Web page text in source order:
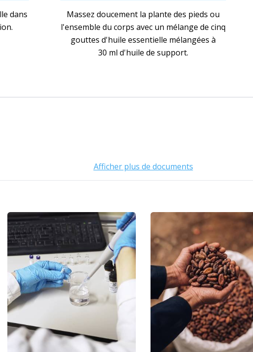
dans
Massez doucement la plante des pieds ou
l'ensemble du corps avec un mélange de cinq
gouttes d'huile essentielle mélangées à
30 ml d'huile de support.
Afficher plus de documents